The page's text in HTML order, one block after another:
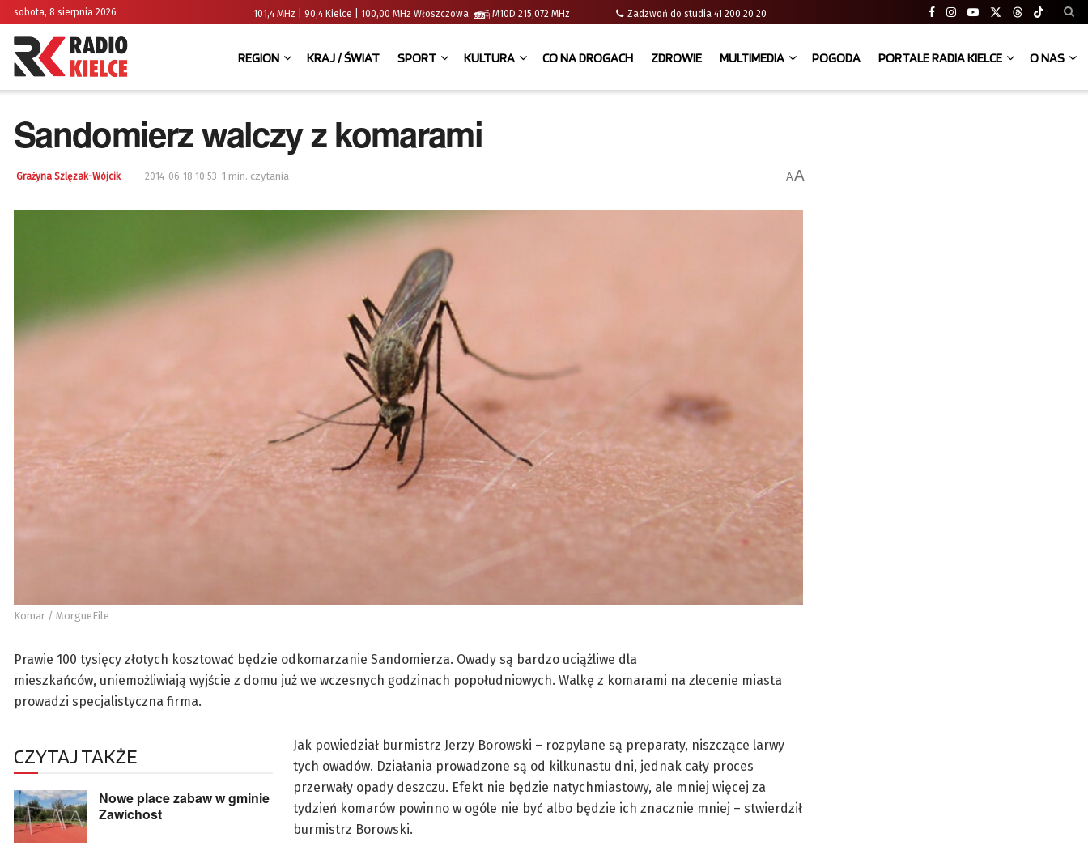
sobota, 8 sierpnia 2026 101,4 MHz | 90,4 Kielce | 100,00 MHz Włoszczowa M10D 215,072 MHz Zadzwoń do studia 41 200 20 20
REGION KRAJ / ŚWIAT SPORT KULTURA CO NA DROGACH ZDROWIE MULTIMEDIA POGODA PORTALE RADIA KIELCE O NAS
Sandomierz walczy z komarami
Grażyna Szlęzak-Wójcik 2014-06-18 10:53 1 min. czytania AA
Komar / MorgueFile
Prawie 100 tysięcy złotych kosztować będzie odkomarzanie Sandomierza. Owady są bardzo uciążliwe dla
mieszkańców, uniemożliwiają wyjście z domu już we wczesnych godzinach popołudniowych. Walkę z komarami na zlecenie miasta
prowadzi specjalistyczna firma.
CZYTAJ TAKŻE
Nowe place zabaw w gminie
Zawichost
Jak powiedział burmistrz Jerzy Borowski – rozpylane są preparaty, niszczące larwy
tych owadów. Działania prowadzone są od kilkunastu dni, jednak cały proces
przerwały opady deszczu. Efekt nie będzie natychmiastowy, ale mniej więcej za
tydzień komarów powinno w ogóle nie być albo będzie ich znacznie mniej – stwierdził
burmistrz Borowski.